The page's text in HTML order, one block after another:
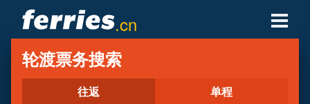
.cn
轮渡公司
轮渡目的地
轮渡票务搜索
往返 单程